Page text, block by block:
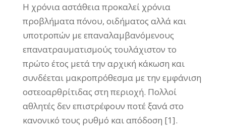
Η χρόνια αστάθεια προκαλεί χρόνια
προβλήματα πόνου, οιδήματος αλλά και
υποτροπών με επαναλαμβανόμενους
επανατραυματισμούς τουλάχιστον το
πρώτο έτος μετά την αρχική κάκωση και
συνδέεται μακροπρόθεσμα με την εμφάνιση
οστεοαρθρίτιδας στη περιοχή. Πολλοί
αθλητές δεν επιστρέφουν ποτέ ξανά στο
κανονικό τους ρυθμό και απόδοση [1].